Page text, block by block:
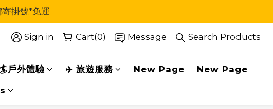
掛號*免運
Sign in Cart(0) Message Search Products
戶外體驗 ✈️ 旅遊服務 New Page New Page